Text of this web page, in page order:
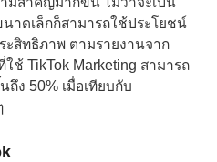
าดเล็กก็สามารถใช้ประโยชน์
สิทธิภาพ ตามรายงานจาก
ช้ TikTok Marketing สามารถ
ง 50% เมื่อเทียบกับ